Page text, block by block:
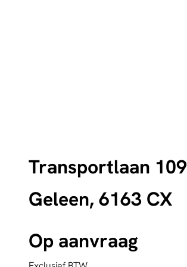
Transportlaan 109
Geleen, 6163 CX
Op aanvraag